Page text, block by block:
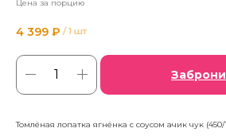
Цена за порцию
4 399 ₽ / 1 шт
Томлёная лопатка ягнёнка с соусом ачик чук (450/